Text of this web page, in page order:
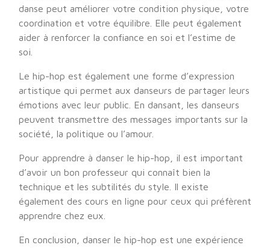
danse peut améliorer votre condition physique, votre
coordination et votre équilibre. Elle peut également
aider à renforcer la confiance en soi et l’estime de
soi.
Le hip-hop est également une forme d’expression
artistique qui permet aux danseurs de partager leurs
émotions avec leur public. En dansant, les danseurs
peuvent transmettre des messages importants sur la
société, la politique ou l’amour.
Pour apprendre à danser le hip-hop, il est important
d’avoir un bon professeur qui connaît bien la
technique et les subtilités du style. Il existe
également des cours en ligne pour ceux qui préfèrent
apprendre chez eux.
En conclusion, danser le hip-hop est une expérience